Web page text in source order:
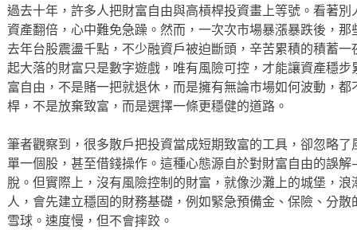
過去十年，許多人把財富自由與高槓桿投資畫上等號。看著
資產翻倍，心中難免急躁。然而，一次次市場暴漲暴跌後，
去年台股震盪千點，不少融資戶被迫斷頭，辛苦累積的積蓄
起大落的財富只是數字遊戲，唯有風險可控，才能讓資產穩
富自由，不是賭一把就退休，而是擁有無論市場如何波動，
桿，不是放棄致富，而是選擇一條更穩健的道路。
筆者觀察到，很多散戶把投資當成短期致富的工具，卻忽略
單一個股，甚至借錢操作。這種心態源自於對財富自由的誤
脫。但實際上，沒有風險控制的財富，就像沙灘上的城堡，
人，會先建立穩固的財務基礎，例如緊急預備金、保險、分
雪球。速度慢，但不會摔跤。